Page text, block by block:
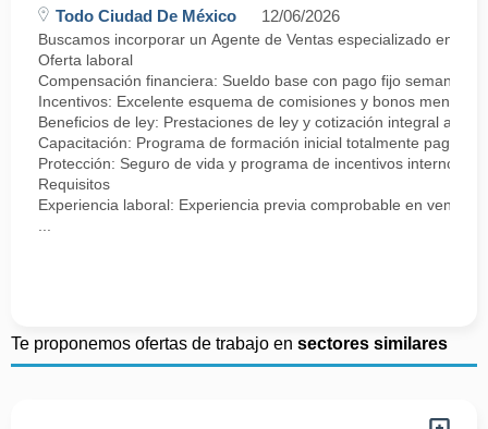
Todo Ciudad De México 12/06/2026
Buscamos incorporar un Agente de Ventas especializado en
Oferta laboral
Compensación financiera: Sueldo base con pago fijo semanal.
Incentivos: Excelente esquema de comisiones y bonos
Beneficios de ley: Prestaciones de ley y cotización integral ante
Capacitación: Programa de formación inicial totalmente pagado.
Protección: Seguro de vida y programa de incentivos internos.
Requisitos
Experiencia laboral: Experiencia previa comprobable en
Te proponemos ofertas de trabajo en sectores similares